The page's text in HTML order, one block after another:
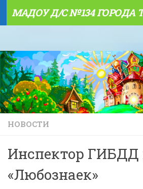
Skip to content
НОВОСТИ
Инспектор ГИБДД
«Любознаек»